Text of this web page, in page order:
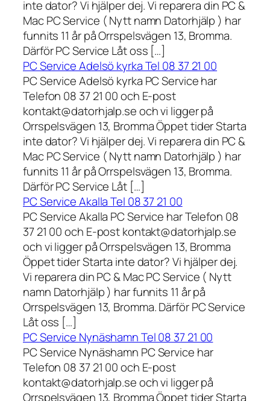
inte dator? Vi hjälper dej. Vi reparera din PC &
Mac PC Service ( Nytt namn Datorhjälp ) har
funnits 11 år på Orrspelsvägen 13, Bromma.
Därför PC Service Låt oss […]
PC Service Adelsö kyrka Tel 08 37 21 00
PC Service Adelsö kyrka PC Service har
Telefon 08 37 21 00 och E-post
kontakt@datorhjalp.se och vi ligger på
Orrspelsvägen 13, Bromma Öppet tider Starta
inte dator? Vi hjälper dej. Vi reparera din PC &
Mac PC Service ( Nytt namn Datorhjälp ) har
funnits 11 år på Orrspelsvägen 13, Bromma.
Därför PC Service Låt […]
PC Service Akalla Tel 08 37 21 00
PC Service Akalla PC Service har Telefon 08
37 21 00 och E-post kontakt@datorhjalp.se
och vi ligger på Orrspelsvägen 13, Bromma
Öppet tider Starta inte dator? Vi hjälper dej.
Vi reparera din PC & Mac PC Service ( Nytt
namn Datorhjälp ) har funnits 11 år på
Orrspelsvägen 13, Bromma. Därför PC Service
Låt oss […]
PC Service Nynäshamn Tel 08 37 21 00
PC Service Nynäshamn PC Service har
Telefon 08 37 21 00 och E-post
kontakt@datorhjalp.se och vi ligger på
Orrspelsvägen 13, Bromma Öppet tider Starta